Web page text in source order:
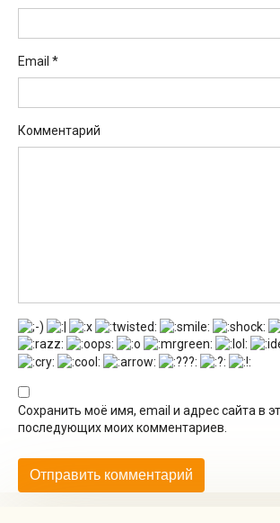
Email *
Комментарий
Сохранить моё имя, email и адрес сайта в
последующих моих комментариев.